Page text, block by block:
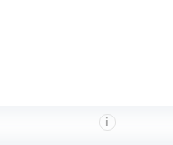
i